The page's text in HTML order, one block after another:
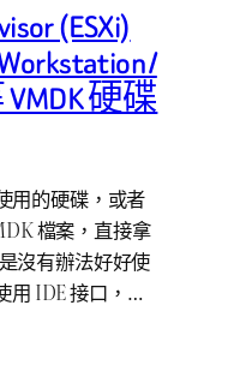
(ESXi)
/
VMDK 硬碟
用的硬碟，或者
檔案，直接拿
沒有辦法好好使
用 IDE 接口，…